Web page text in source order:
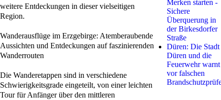
weitere Entdeckungen in dieser vielseitigen
Region.
Wanderausflüge im Erzgebirge: Atemberaubende
Aussichten und Entdeckungen auf faszinierenden
Wanderrouten
Die Wanderetappen sind in verschiedene
Schwierigkeitsgrade eingeteilt, von einer leichten
Tour für Anfänger über den mittleren
Merken starten -
Sichere
Überquerung in
der Birkesdorfer
Straße
Düren: Die Stadt
Düren und die
Feuerwehr warnt
vor falschen